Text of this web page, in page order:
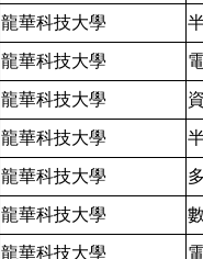
龍華科技大學
龍華科技大學
龍華科技大學
龍華科技大學
龍華科技大學
龍華科技大學
龍華科技大學